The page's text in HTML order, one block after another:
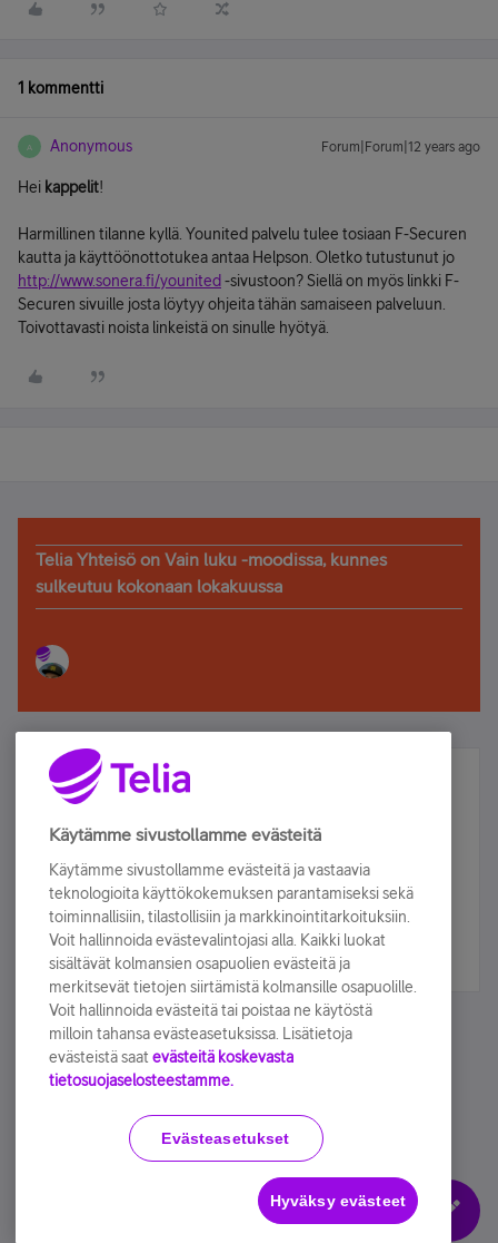
1 kommentti
A Anonymous Forum|Forum|12 years ago
Hei kappelit!
Harmillinen tilanne kyllä. Younited palvelu tulee tosiaan F-Securen
kautta ja käyttöönottotukea antaa Helpson. Oletko tutustunut jo
http://www.sonera.fi/younited -sivustoon? Siellä on myös linkki F-
Securen sivuille josta löytyy ohjeita tähän samaiseen palveluun.
Toivottavasti noista linkeistä on sinulle hyötyä.
Telia Yhteisö on Vain luku -moodissa, kunnes
sulkeutuu kokonaan lokakuussa
Älä jää paitsi – osallistu ja voita!
Tilaa Telian uutiskirje ja olet mukana arvonnassa.
sähköpostiisi.
Tilaa nyt
Käyttöehdot Accessibility statement
Evästeasetukset
Käytämme sivustollamme evästeitä
Käytämme sivustollamme evästeitä ja vastaavia
teknologioita käyttökokemuksen parantamiseksi sekä
toiminnallisiin, tilastollisiin ja markkinointitarkoituksiin.
Voit hallinnoida evästevalintojasi alla. Kaikki luokat
sisältävät kolmansien osapuolien evästeitä ja
merkitsevät tietojen siirtämistä kolmansille osapuolille.
Voit hallinnoida evästeitä tai poistaa ne käytöstä
milloin tahansa evästeasetuksissa. Lisätietoja
evästeistä saat evästeitä koskevasta
tietosuojaselosteestamme.
Evästeasetukset
Hyväksy evästeet